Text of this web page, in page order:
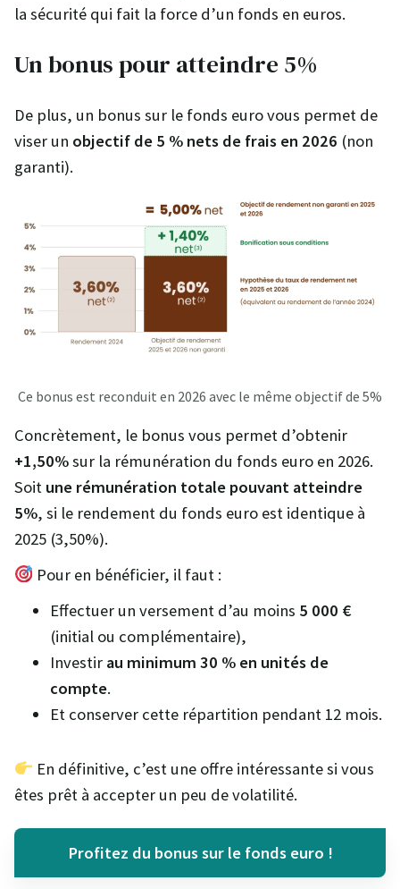
la sécurité qui fait la force d’un fonds en euros.
Un bonus pour atteindre 5%
De plus, un bonus sur le fonds euro vous permet de
viser un objectif de 5 % nets de frais en 2026 (non
garanti).
Ce bonus est reconduit en 2026 avec le même objectif de 5%
Concrètement, le bonus vous permet d’obtenir
+1,50%sur la rémunération du fonds euro en 2026.
Soit une rémunération totale pouvant atteindre
5%, si le rendement du fonds euro est identique à
2025 (3,50%).
Pour en bénéficier, il faut :
Effectuer un versement d’au moins 5 000 €
(initial ou complémentaire),
Investir au minimum 30 % en unités de
compte.
Et conserver cette répartition pendant 12 mois.
En définitive, c’est une offre intéressante si vous
êtes prêt à accepter un peu de volatilité.
Profitez du bonus sur le fonds euro !